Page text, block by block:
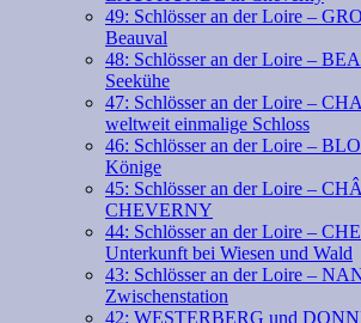
49: Schlösser an der Loire –
Beauval
48: Schlösser an der Loire –
Seekühe
47: Schlösser an der Loire –
weltweit einmalige Schloss
46: Schlösser an der Loire –
Könige
45: Schlösser an der Loire –
CHEVERNY
44: Schlösser an der Loire –
Unterkunft bei Wiesen und Wald
43: Schlösser an der Loire –
Zwischenstation
42: WESTERBERG und